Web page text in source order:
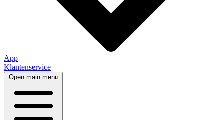
App
Klantenservice
Open main menu